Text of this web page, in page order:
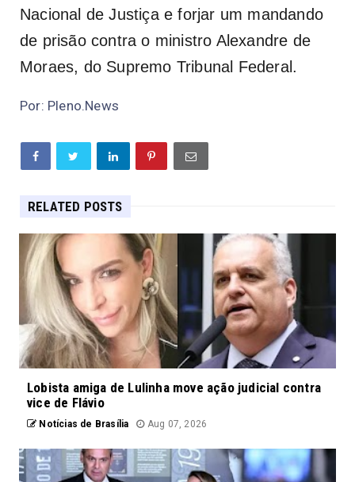
Nacional de Justiça e forjar um mandando
de prisão contra o ministro Alexandre de
Moraes, do Supremo Tribunal Federal.
Por: Pleno.News
RELATED POSTS
Lobista amiga de Lulinha move ação judicial contra
vice de Flávio
Notícias de Brasília Aug 07, 2026